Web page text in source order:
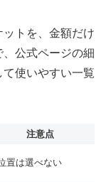
トを、金額だけ
公式ページの細
使いやすい一覧
注意点
置は選べない